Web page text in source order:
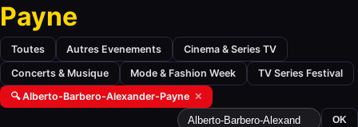
Payne
Toutes Autres Evenements Cinema & Series TV
Concerts & Musique Mode & Fashion Week
TV Series Festival
🔍 Alberto-Barbero-Alexander-Payne ✕
OK